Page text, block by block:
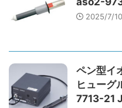
2025/7/10
ペン型
ヒューグ
7713-21